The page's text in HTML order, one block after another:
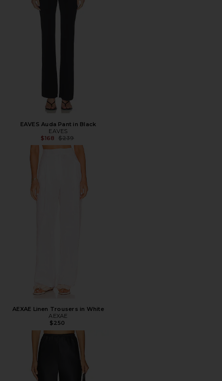
EAVES Auda Pant in Black
EAVES
$168
Предыдущая цена:
$239
AEXAE Linen Trousers in White
AEXAE
$250